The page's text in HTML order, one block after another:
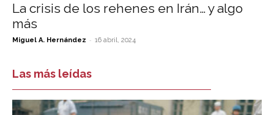
La crisis de los rehenes en Irán… y algo
más
Miguel A. Hernández - 16 abril, 2024
Las más leídas